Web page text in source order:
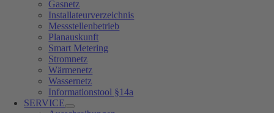
Gasnetz
Installateurverzeichnis
Messstellenbetrieb
Planauskunft
Smart Metering
Stromnetz
Wärmenetz
Wassernetz
Informationstool §14a
SERVICE